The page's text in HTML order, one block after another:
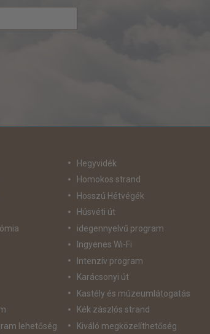
lehetőség
Hegyvidék
Homokos strand
Hosszú Hétvégék
Húsvéti út
idegennyelvű program
Ingyenes Wi-Fi
Intenzív program
Karácsonyi út
Kastély és múzeumlátogatás
Kék zászlós strand
Kiváló megközelíthetőség